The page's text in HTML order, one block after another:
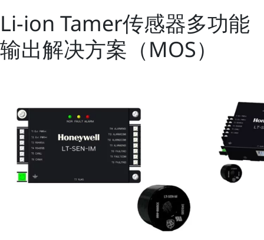
Li-ion Tamer传感器多功能
输出解决方案（MOS）